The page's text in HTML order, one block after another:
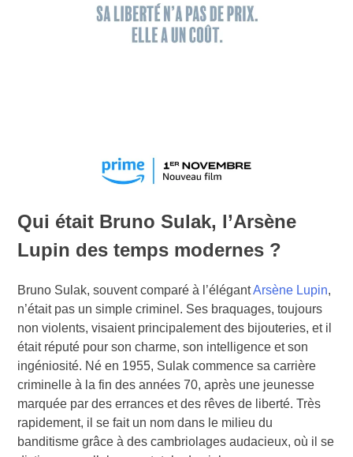
Qui était Bruno Sulak, l’Arsène
Lupin des temps modernes ?
Bruno Sulak, souvent comparé à l’élégantArsène Lupin,
n’était pas un simple criminel. Ses braquages, toujours
non violents, visaient principalement des bijouteries, et il
était réputé pour son charme, son intelligence et son
ingéniosité. Né en 1955, Sulak commence sa carrière
criminelle à la fin des années 70, après une jeunesse
marquée par des errances et des rêves de liberté. Très
rapidement, il se fait un nom dans le milieu du
banditisme grâce à des cambriolages audacieux, où il se